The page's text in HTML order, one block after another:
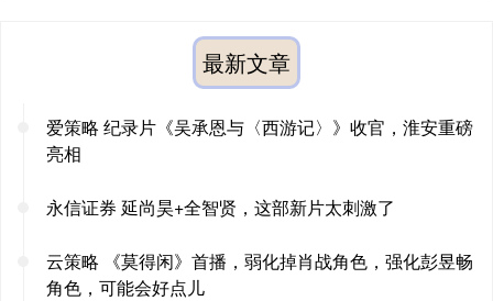
最新文章
爱策略 纪录片《吴承恩与〈西游记〉》收官，淮安重磅
亮相
永信证券 延尚昊+全智贤，这部新片太刺激了
云策略 《莫得闲》首播，弱化掉肖战角色，强化彭昱畅
角色，可能会好点儿